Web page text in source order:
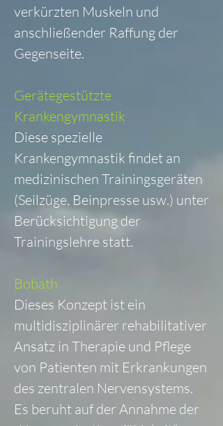
verkürzten Muskeln und
anschließender Raffung der
Gegenseite.
Gerätegestützte
Krankengymnastik
Diese spezielle
Krankengymnastik findet an
medizinischen Trainingsgeräten
(Seilzüge, Beinpresse usw.) unter
Berücksichtigung der
Trainingslehre statt.
Bobath
Dieses Konzept ist ein
multidisziplinärer rehabilitativer
Ansatz in Therapie und Pflege
von Patienten mit Erkrankungen
des zentralen Nervensystems.
Es beruht auf der Annahme der